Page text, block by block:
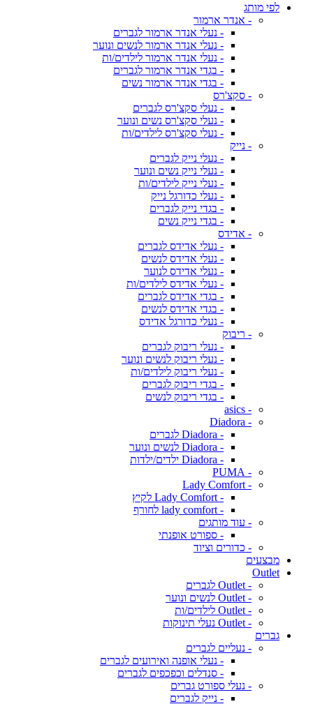
לפי מותג
- אנדר ארמור
- נעלי אנדר ארמור לגברים
- נעלי אנדר ארמור לנשים ונוער
- נעלי אנדר ארמור לילדים/ות
- בגדי אנדר ארמור לגברים
- בגדי אנדר ארמור נשים
- סקצ'רס
- נעלי סקצ'רס לגברים
- נעלי סקצ'רס נשים ונוער
- נעלי סקצ'רס לילדים/ות
- נייק
- נעלי נייק לגברים
- נעלי נייק נשים ונוער
- נעלי נייק לילדים/ות
- נעלי כדורגל נייק
- בגדי נייק לגברים
- בגדי נייק נשים
- אדידס
- נעלי אדידס לגברים
- נעלי אדידס לנשים
- נעלי אדידס לנוער
- נעלי אדידס לילדים/ות
- בגדי אדידס לגברים
- בגדי אדידס לנשים
- נעלי כדורגל אדידס
- ריבוק
- נעלי ריבוק לגברים
- נעלי ריבוק לנשים ונוער
- נעלי ריבוק לילדים/ות
- בגדי ריבוק לגברים
- בגדי ריבוק לנשים
- asics
- Diadora
- Diadora לגברים
- Diadora לנשים ונוער
- Diadora ילדים/ילדות
- PUMA
- Lady Comfort
- Lady Comfort לקיץ
- lady comfort לחורף
- עוד מותגים
- ספורט אופנתי
- כדורים וציוד
מבצעים
Outlet
- Outlet לגברים
- Outlet לנשים ונוער
- Outlet לילדים/ות
- Outlet נעלי תינוקות
גברים
- נעליים לגברים
- נעלי אופנה ואירועים לגברים
- סנדלים וכפכפים לגברים
- נעלי ספורט גברים
- נייק לגברים